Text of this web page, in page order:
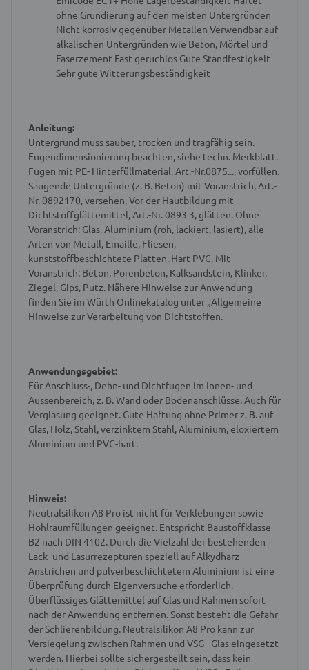
ohne Grundierung auf den meisten Untergründen
Nicht korrosiv gegenüber Metallen Verwendbar auf
alkalischen Untergründen wie Beton, Mörtel und
Faserzement Fast geruchlos Gute Standfestigkeit
Sehr gute Witterungsbeständigkeit
Anleitung:
Untergrund muss sauber, trocken und tragfähig sein.
Fugendimensionierung beachten, siehe techn. Merkblatt.
Fugen mit PE- Hinterfüllmaterial, Art.-Nr.0875..., vorfüllen.
Saugende Untergründe (z. B. Beton) mit Voranstrich, Art.-
Nr. 0892170, versehen. Vor der Hautbildung mit
Dichtstoffglättemittel, Art.-Nr. 0893 3, glätten. Ohne
Voranstrich: Glas, Aluminium (roh, lackiert, lasiert), alle
Arten von Metall, Emaille, Fliesen,
kunststoffbeschichtete Platten, Hart PVC. Mit
Voranstrich: Beton, Porenbeton, Kalksandstein, Klinker,
Ziegel, Gips, Putz. Nähere Hinweise zur Anwendung
finden Sie im Würth Onlinekatalog unter „Allgemeine
Hinweise zur Verarbeitung von Dichtstoffen.
Anwendungsgebiet:
Für Anschluss-, Dehn- und Dichtfugen im Innen- und
Aussenbereich, z. B. Wand oder Bodenanschlüsse. Auch für
Verglasung geeignet. Gute Haftung ohne Primer z. B. auf
Glas, Holz, Stahl, verzinktem Stahl, Aluminium, eloxiertem
Aluminium und PVC-hart.
Hinweis:
Neutralsilikon A8 Pro ist nicht für Verklebungen sowie
Hohlraumfüllungen geeignet. Entspricht Baustoffklasse
B2 nach DIN 4102. Durch die Vielzahl der bestehenden
Lack- und Lasurrezepturen speziell auf Alkydharz-
Anstrichen und pulverbeschichtetem Aluminium ist eine
Überprüfung durch Eigenversuche erforderlich.
Überflüssiges Glättemittel auf Glas und Rahmen sofort
nach der Anwendung entfernen. Sonst besteht die Gefahr
der Schlierenbildung. Neutralsilikon A8 Pro kann zur
Versiegelung zwischen Rahmen und VSG - Glas eingesetzt
werden. Hierbei sollte sichergestellt sein, dass kein